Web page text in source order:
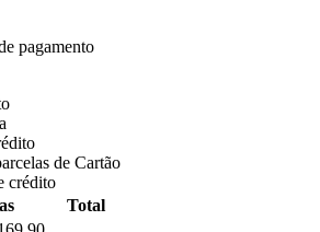
pagamento
de Cartão
crédito
Total